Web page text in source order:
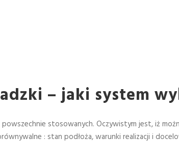
– jaki system
stosowanych. Oczywistym jest, iż
: stan podłoża, warunki realizacji i